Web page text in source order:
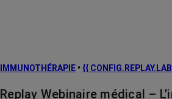
IMMUNOTHÉRAPIE • {{
Replay Webinaire médical –